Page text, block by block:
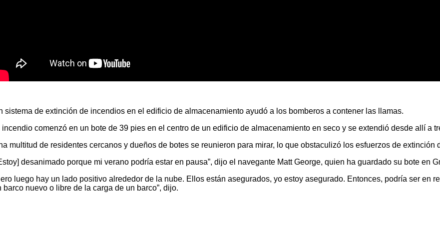
sistema de extinción de incendios en el edificio de almacenamiento ayudó a los bomberos a contener las llamas.
incendio comenzó en un bote de 39 pies en el centro de un edificio de almacenamiento en seco y se extendió desde allí a
multitud de residentes cercanos y dueños de botes se reunieron para mirar, lo que obstaculizó los esfuerzos de
desanimado porque mi verano podría estar en pausa”, dijo el navegante Matt George, quien ha guardado su bote en
luego hay un lado positivo alrededor de la nube. Ellos están asegurados, yo estoy asegurado. Entonces, podría ser en
barco nuevo o libre de la carga de un barco”, dijo.